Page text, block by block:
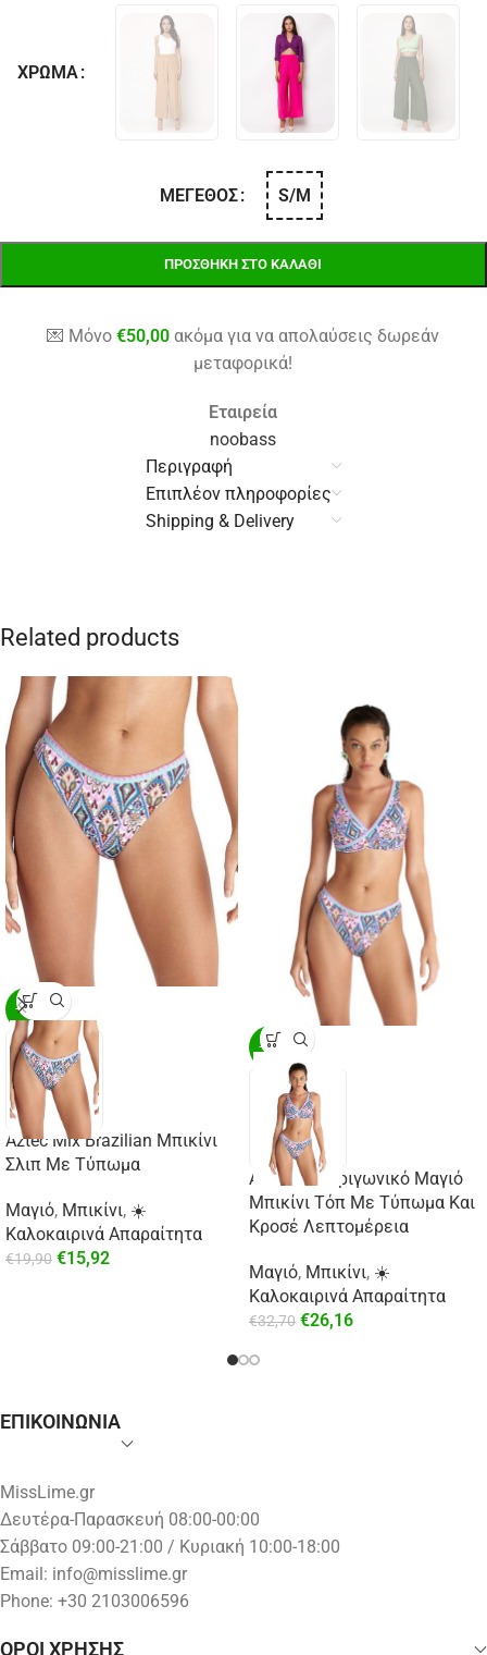
ΧΡΏΜΑ
ΜΈΓΕΘΟΣ S/M
ΠΡΟΣΘΉΚΗ ΣΤΟ ΚΑΛΆΘΙ
💌 Μόνο€50,00 ακόμα για να απολαύσεις δωρεάν
μεταφορικά!
Εταιρεία
noobass
Περιγραφή
Επιπλέον πληροφορίες
Shipping & Delivery
Related products
-20%
Aztec Mix Brazilian Μπικίνι
Σλιπ Με Τύπωμα
Μαγιό, Μπικίνι, ☀️
Καλοκαιρινά Απαραίτητα
€19,90 €15,92
-20%
Aztec Mix Τριγωνικό Μαγιό
Μπικίνι Τόπ Με Τύπωμα Και
Κροσέ Λεπτομέρεια
Μαγιό, Μπικίνι, ☀️
Καλοκαιρινά Απαραίτητα
€32,70 €26,16
ΕΠΙΚΟΙΝΩΝΙΑ
MissLime.gr
Δευτέρα-Παρασκευή 08:00-00:00
Σάββατο 09:00-21:00 / Κυριακή 10:00-18:00
Email: info@misslime.gr
Phone: +30 2103006596
ΟΡΟΙ ΧΡΗΣΗΣ